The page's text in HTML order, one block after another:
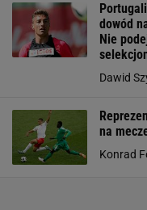
dowód
Nie
Dawid
na
Konrad